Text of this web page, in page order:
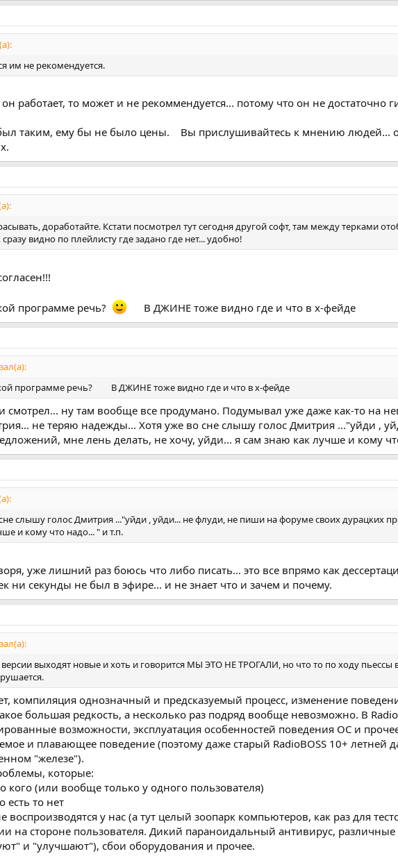
им не рекомендуется.
работает, то может и не рекоммендуется... потому что он не достаточно
таким, ему бы не было цены. Вы прислушивайтесь к мнению людей...
доработайте. Кстати посмотрел тут сегодня другой софт, там между терками
видно по плейлисту где задано где нет... удобно!
программе речь? В ДЖИНЕ тоже видно где и что в х-фейде
программе речь? В ДЖИНЕ тоже видно где и что в х-фейде
смотрел... ну там вообще все продумано. Подумывал уже даже как-то на
не теряю надежды... Хотя уже во сне слышу голос Дмитрия ..."уйди ,
мне лень делать, не хочу, уйди... я сам знаю как лучше и кому
слышу голос Дмитрия ..."уйди , уйди... не флуди, не пиши на форуме своих дурацких
и кому что надо... " и т.п.
уже лишний раз боюсь что либо писать... это все впрямо как
ни секунды не был в эфире... и не знает что и зачем и почему.
версии выходят новые и хоть и говорится МЫ ЭТО НЕ ТРОГАЛИ, но что то по ходу
компиляция однозначный и предсказуемый процесс, изменение
большая редкость, а несколько раз подряд вообще невозможно. В
возможности, эксплуатация особенностей поведения ОС и
и плавающее поведение (поэтому даже старый RadioBOSS 10+ летней
"железе").
которые:
кого (или вообще только у одного пользователя)
есть то нет
воспроизводятся у нас (а тут целый зоопарк компьютеров, как раз для
на стороне пользователя. Дикий параноидальный антивирус,
и "улучшают"), сбои оборудования и прочее.